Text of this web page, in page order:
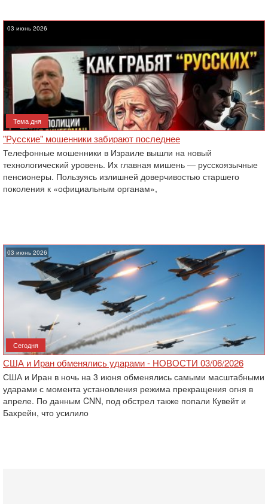
03 июнь 2026
Тема дня
"Русские" мошенники забирают последнее
Телефонные мошенники в Израиле вышли на новый
технологический уровень. Их главная мишень — русскоязычные
пенсионеры. Пользуясь излишней доверчивостью старшего
поколения к «официальным органам»,
03 июнь 2026
Сегодня
США и Иран обменялись ударами - НОВОСТИ 03/06/2026
США и Иран в ночь на 3 июня обменялись самыми масштабными
ударами с момента установления режима прекращения огня в
апреле. По данным CNN, под обстрел также попали Кувейт и
Бахрейн, что усилило